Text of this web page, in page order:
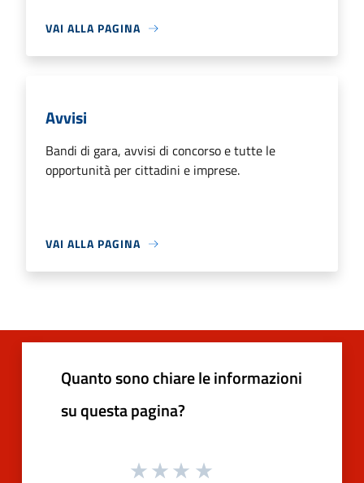
VAI ALLA PAGINA
Avvisi
Bandi di gara, avvisi di concorso e tutte le
opportunità per cittadini e imprese.
VAI ALLA PAGINA
Quanto sono chiare le informazioni
su questa pagina?